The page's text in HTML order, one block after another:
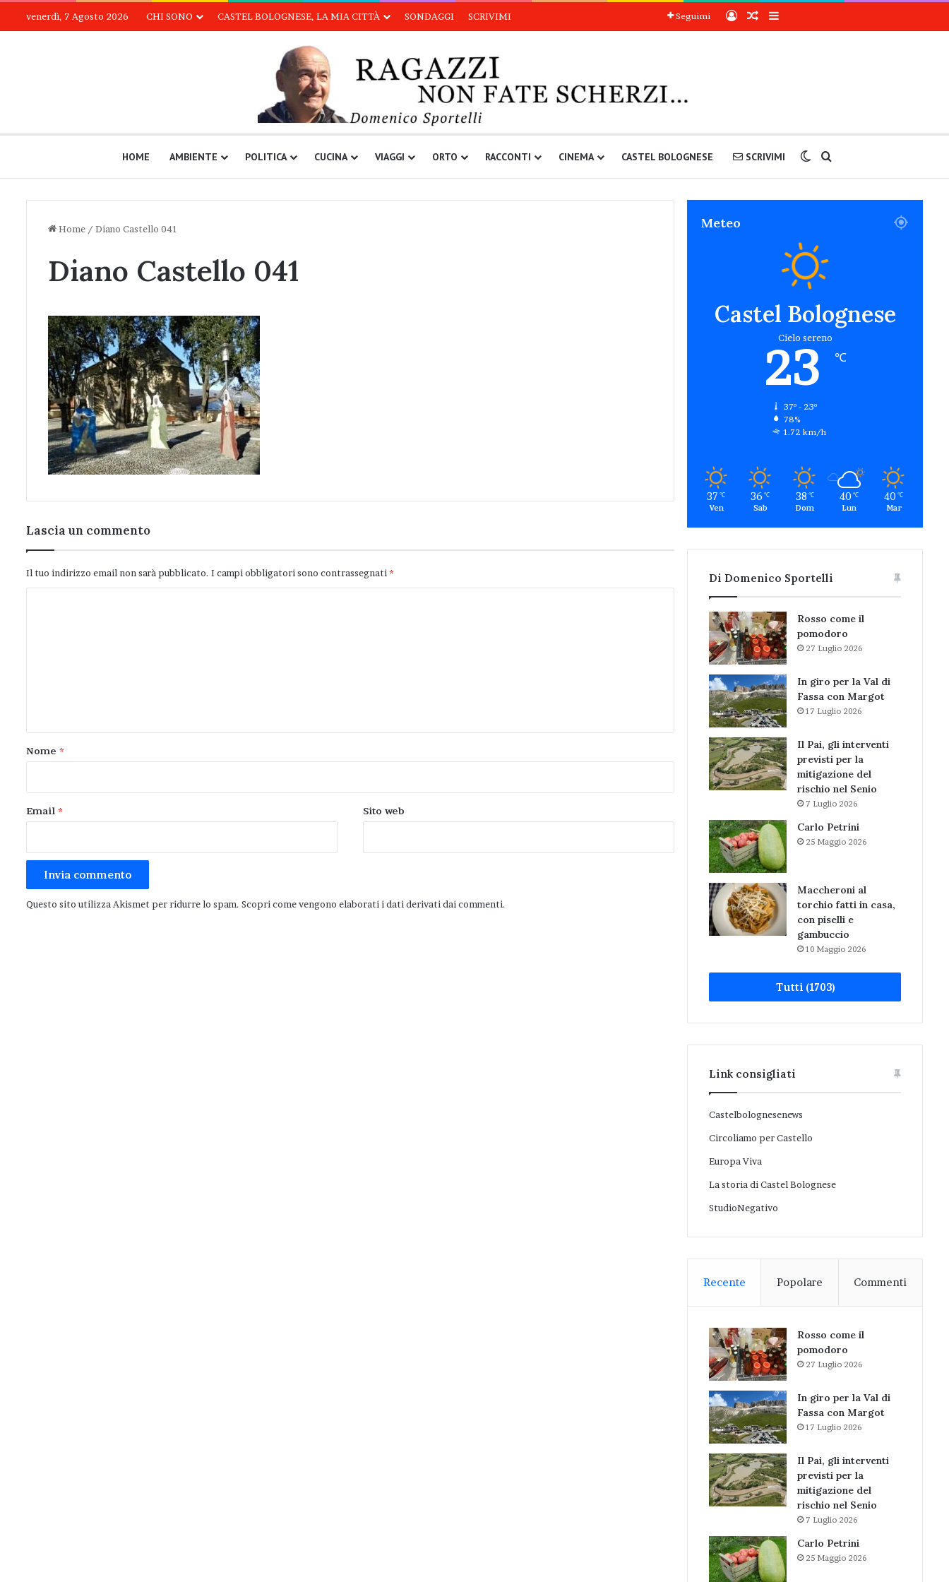
venerdì, 7 Agosto 2026 CHI SONO CASTEL BOLOGNESE, LA MIA CITTÀ SONDAGGI SCRIVIMI Seguimi AccediArticoli a sorpresa
Barra laterale
HOME AMBIENTE POLITICA CUCINA VIAGGI ORTO RACCONTI CINEMA CASTEL BOLOGNESE SCRIVIMI Cambia aspetto
Home / Diano Castello 041
Diano Castello 041
Lascia un commento
Il tuo indirizzo email non sarà pubblicato. I campi obbligatori sono contrassegnati *
o
Nome *
Email * Sito web
Questo sito utilizza Akismet per ridurre lo spam. Scopri come vengono elaborati i dati derivati dai commenti.
Meteo
Castel Bolognese
Cielo sereno
23 ℃
37º - 23º
78%
1.72 km/h
37 ℃
Ven
36 ℃
Sab
38 ℃
Dom
40 ℃
Lun
40 ℃
Mar
Di Domenico Sportelli
Rosso come il
pomodoro
27 Luglio 2026
In giro per la Val di
Fassa con Margot
17 Luglio 2026
Il Pai, gli interventi
previsti per la
mitigazione del
rischio nel Senio
7 Luglio 2026
Carlo Petrini
25 Maggio 2026
Maccheroni al
torchio fatti in casa,
con piselli e
gambuccio
10 Maggio 2026
Tutti (1703)
Link consigliati
Castelbolognesenews
Circoliamo per Castello
Europa Viva
La storia di Castel Bolognese
StudioNegativo
Recente Popolare Commenti
Rosso come il
pomodoro
27 Luglio 2026
In giro per la Val di
Fassa con Margot
17 Luglio 2026
Il Pai, gli interventi
previsti per la
mitigazione del
rischio nel Senio
7 Luglio 2026
Carlo Petrini
25 Maggio 2026